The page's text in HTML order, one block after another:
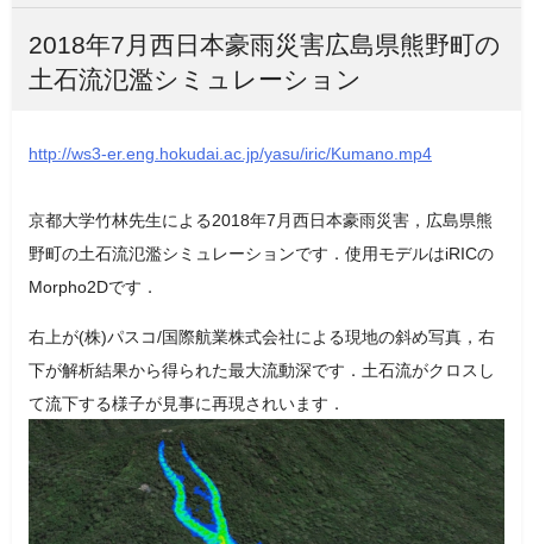
2018年7月西日本豪雨災害広島県熊野町の
土石流氾濫シミュレーション
http://ws3-er.eng.hokudai.ac.jp/yasu/iric/Kumano.mp4
京都大学竹林先生による2018年7月西日本豪雨災害，広島県熊
野町の土石流氾濫シミュレーションです．使用モデルはiRICの
Morpho2Dです．
右上が(株)パスコ/国際航業株式会社による現地の斜め写真，右
下が解析結果から得られた最大流動深です．土石流がクロスし
て流下する様子が見事に再現されいます．